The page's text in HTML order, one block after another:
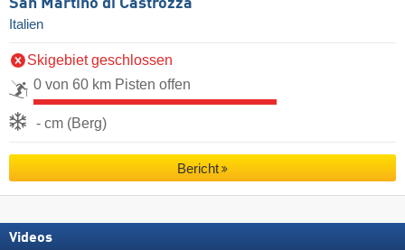
San Martino di Castrozza
Italien
Skigebiet geschlossen
0 von 60 km Pisten offen
- cm (Berg)
Bericht
Videos